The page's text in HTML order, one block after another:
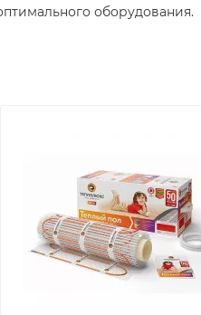
оборудования.